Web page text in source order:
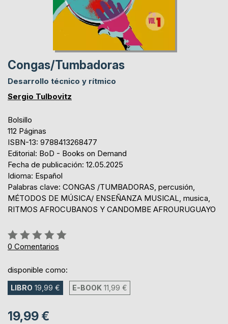
Congas/Tumbadoras
Desarrollo técnico y rítmico
Sergio Tulbovitz
Bolsillo
112 Páginas
ISBN-13: 9788413268477
Editorial: BoD - Books on Demand
Fecha de publicación: 12.05.2025
Idioma: Español
Palabras clave: CONGAS /TUMBADORAS, percusión,
MÉTODOS DE MÚSICA/ ENSEÑANZA MUSICAL, musica,
RITMOS AFROCUBANOS Y CANDOMBE AFROURUGUAYO
Rating:
0%
0 Comentarios
disponible como:
LIBRO 19,99 € E-BOOK 11,99 €
19,99 €